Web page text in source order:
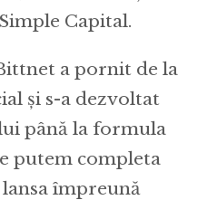
Capital.
a pornit de la
și s-a dezvoltat
până la formula
putem completa
împreună